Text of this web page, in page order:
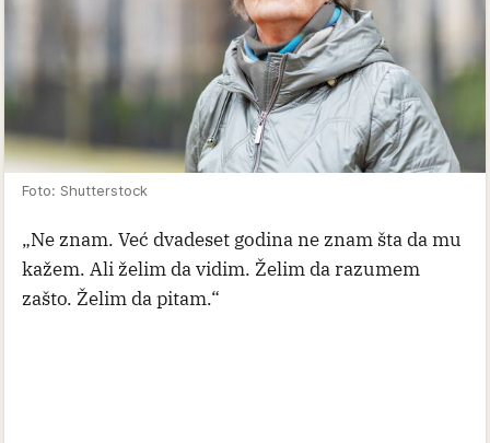
Foto: Shutterstock
„Ne znam. Već dvadeset godina ne znam šta da mu
kažem. Ali želim da vidim. Želim da razumem
zašto. Želim da pitam.“